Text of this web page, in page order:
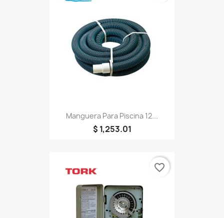
Manguera Para Piscina 12...
$ 1,253.01
favorite_border